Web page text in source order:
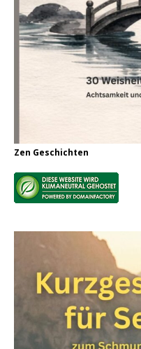
Zen Geschichten